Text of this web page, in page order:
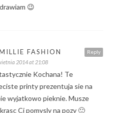
😉
Reply
FASHION
2014 at 21:08
Kochana! Te
printy prezentuja sie na
wyjatkowo pieknie. Musze
Ci pomysly na pozy 🙂